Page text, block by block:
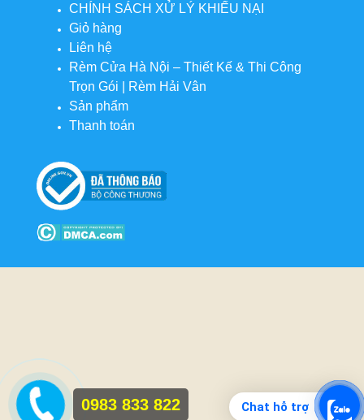
CHÍNH SÁCH XỬ LÝ KHIẾU NẠI
Giỏ hàng
Liên hệ
Rèm Cửa Hà Nội – Thiết Kế & Thi Công
Trọn Gói | Rèm Hải Vân
Sản phẩm
Thanh toán
0983 833 822 Chat hỗ trợ